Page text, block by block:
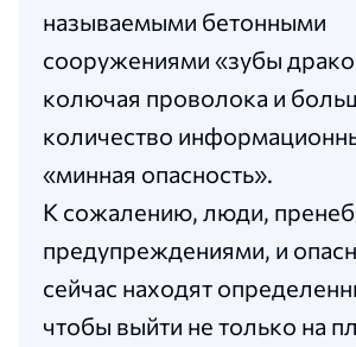
называемыми бетонными
сооружениями «зубы
колючая проволока и
количество
«минная опасность».
К сожалению, люди,
предупреждениями, и
сейчас находят
чтобы выйти не только на